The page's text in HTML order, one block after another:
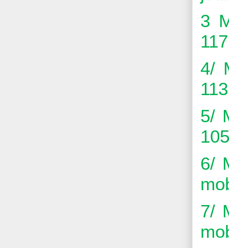
3
4/
5/
6/
7/